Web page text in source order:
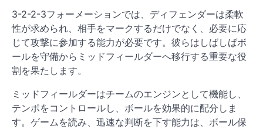
3-2-2-3フォーメーションでは、ディフェンダーは柔軟
性が求められ、相手をマークするだけでなく、必要に応
じて攻撃に参加する能力が必要です。彼らはしばしばボ
ールを守備からミッドフィールダーへ移行する重要な役
割を果たします。
ミッドフィールダーはチームのエンジンとして機能し、
テンポをコントロールし、ボールを効果的に配分しま
す。ゲームを読み、迅速な判断を下す能力は、ボール保